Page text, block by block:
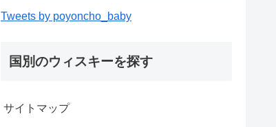
Tweets by poyoncho_baby
国別のウィスキーを探す
サイトマップ